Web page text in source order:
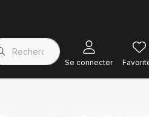
Magasin d'usine Soutien à la
Se connecter